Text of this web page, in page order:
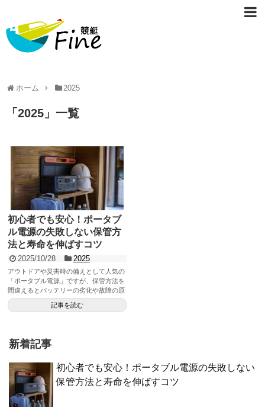
ホーム 2025
「 2025 」 一覧
初心者でも安心！ポータブ
ル電源の失敗しない保管方
法と寿命を伸ばすコツ
2025/10/28 2025
アウトドアや災害時の備えとして人気の
「ポータブル電源」ですが、保管方法を
間違えるとバッテリーの劣化や故障の原
因となります。 こ...
記事を読む
新着記事
初心者でも安心！ポータブル電源の失敗しない
保管方法と寿命を伸ばすコツ